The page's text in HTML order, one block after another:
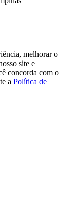
melhorar o
site e
concorda com o
a Política de